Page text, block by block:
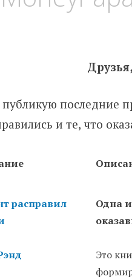
Друзья,
публикую последние
и те, что
расправил
Одна
Это